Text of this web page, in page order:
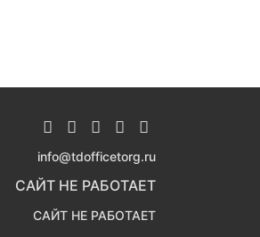
info@tdofficetorg.ru
САЙТ НЕ РАБОТАЕТ
САЙТ НЕ РАБОТАЕТ